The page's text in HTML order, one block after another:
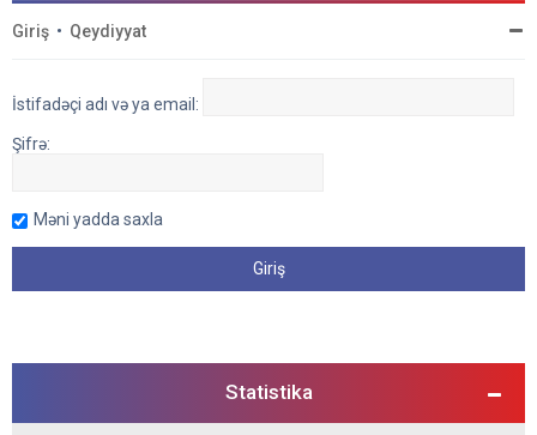
Giriş • Qeydiyyat
İstifadəçi adı və ya email:
Şifrə:
Məni yadda saxla
Statistika